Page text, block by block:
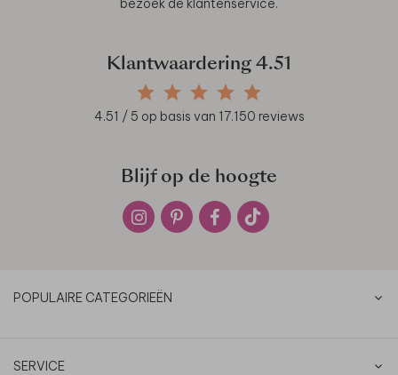
bezoek de klantenservice.
Klantwaardering 4.51
4.51 / 5 op basis van 17.150 reviews
Blijf op de hoogte
POPULAIRE CATEGORIEËN
SERVICE